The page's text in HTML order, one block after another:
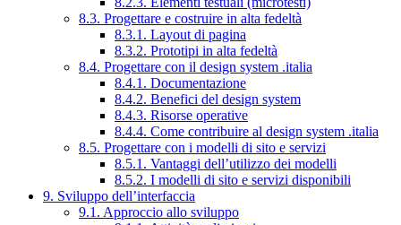
8.3. Progettare e costruire in alta fedeltà
8.3.1. Layout di pagina
8.3.2. Prototipi in alta fedeltà
8.4. Progettare con il design system .italia
8.4.1. Documentazione
8.4.2. Benefici del design system
8.4.3. Risorse operative
8.4.4. Come contribuire al design system .italia
8.5. Progettare con i modelli di sito e servizi
8.5.1. Vantaggi dell’utilizzo dei modelli
8.5.2. I modelli di sito e servizi disponibili
9. Sviluppo dell’interfaccia
9.1. Approccio allo sviluppo